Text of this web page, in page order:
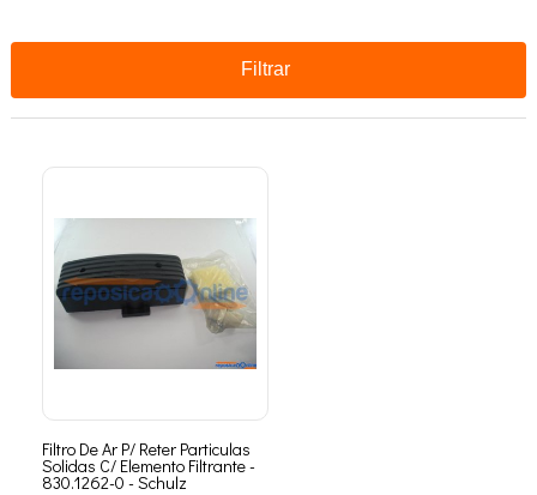
Filtrar
Filtro De Ar P/ Reter Particulas
Solidas C/ Elemento Filtrante -
830.1262-0 - Schulz